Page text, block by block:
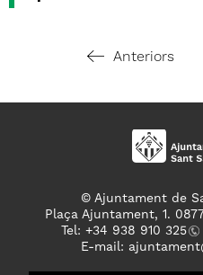
Anteriors
© Ajuntament de
Plaça Ajuntament, 1.
Tel: +34 938 910 325
E-mail: ajuntament